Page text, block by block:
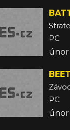
PC
PC